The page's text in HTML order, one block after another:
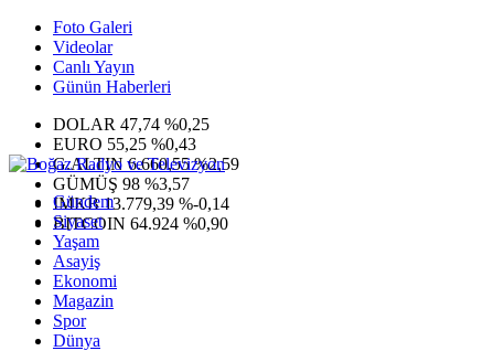
Foto Galeri
Videolar
Canlı Yayın
Günün Haberleri
DOLAR 47,74 %0,25
EURO 55,25 %0,43
G.ALTIN6.660,55 %2,59
GÜMÜŞ 98 %3,57
IMKB13.779,39 %-0,14
BITCOIN 64.924 %0,90
Gündem
Siyaset
Yaşam
Asayiş
Ekonomi
Magazin
Spor
Dünya